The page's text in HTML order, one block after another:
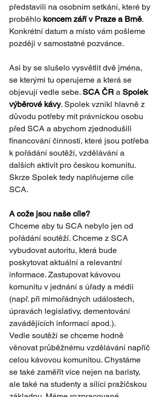
představili na osobním setkání, které by
proběhlo koncem září v Praze a Brně.
Konkrétní datum a místo vám pošleme
později v samostatné pozvánce.
Asi by se slušelo vysvětlit dvě jména,
se kterými tu operujeme a která se
objevují vedle sebe. SCA ČR a Spolek
výběrové kávy. Spolek vznikl hlavně z
důvodu potřeby mít právnickou osobu
před SCA a abychom zjednodušili
financování činností, které jsou potřeba
k pořádání soutěží, vzdělávání a
dalších aktivit pro českou komunitu.
Skrze Spolek tedy naplňujeme cíle
SCA.
A cože jsou naše cíle?
Chceme aby tu SCA nebylo jen od
pořádání soutěží. Chceme z SCA
vybudovat autoritu, která bude
poskytovat aktuální a relevantní
informace. Zastupovat kávovou
komunitu v jednání s úřady a médii
(např. při mimořádných událostech,
úpravách legislativy, dementování
zavádějících informací apod.).
Vedle soutěží se chceme hodně
věnovat průběžnému vzdělávání napříč
celou kávovou komunitou. Chystáme
se také zaměřit více nejen na baristy,
ale také na studenty a sílící pražičskou